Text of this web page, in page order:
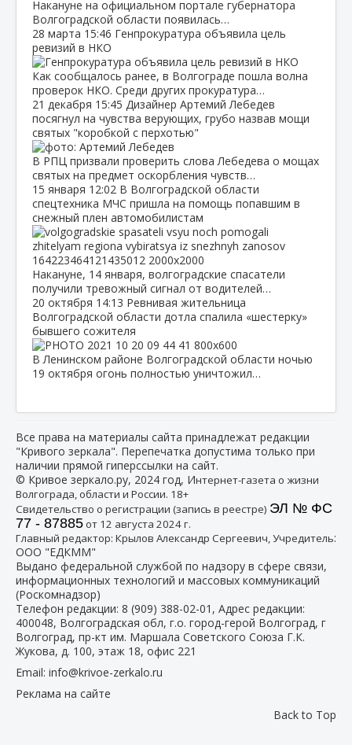
Накануне на официальном портале губернатора
Волгоградской области появилась…
28 марта 15:46 Генпрокуратура объявила цель
ревизий в НКО
Как сообщалось ранее, в Волгограде пошла волна
проверок НКО. Среди других прокуратура…
21 декабря 15:45 Дизайнер Артемий Лебедев
посягнул на чувства верующих, грубо назвав мощи
святых "коробкой с перхотью"
В РПЦ призвали проверить слова Лебедева о мощах
святых на предмет оскорбления чувств…
15 января 12:02 В Волгоградской области
спецтехника МЧС пришла на помощь попавшим в
снежный плен автомобилистам
Накануне, 14 января, волгоградские спасатели
получили тревожный сигнал от водителей…
20 октября 14:13 Ревнивая жительница
Волгоградской области дотла спалила «шестерку»
бывшего сожителя
В Ленинском районе Волгоградской области ночью
19 октября огонь полностью уничтожил…
Все права на материалы сайта принадлежат редакции
"Кривого зеркала". Перепечатка допустима только при
наличии прямой гиперссылки на сайт.
© Кривое зеркало.ру, 2024 год, Интернет-газета о жизни
Волгограда, области и России. 18+
Свидетельство о регистрации (запись в реестре) ЭЛ № ФС
77 - 87885от 12 августа 2024 г.
Главный редактор: Крылов Александр Сергеевич, Учредитель:
ООО "ЕДКММ"
Выдано федеральной службой по надзору в сфере связи,
информационных технологий и массовых коммуникаций
(Роскомнадзор)
Телефон редакции: 8 (909) 388-02-01 , Адрес редакции:
400048, Волгоградская обл, г.о. город-герой Волгоград, г
Волгоград, пр-кт им. Маршала Советского Союза Г.К.
Жукова, д. 100, этаж 18, офис 221
Email: info@krivoe-zerkalo.ru
Реклама на сайте
Back to Top